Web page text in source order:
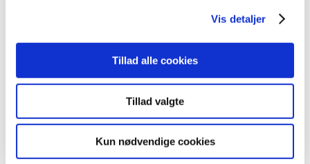
Vis detaljer
Tillad alle cookies
Tillad valgte
Kun nødvendige cookies
september (7)
juli (2)
maj (2)